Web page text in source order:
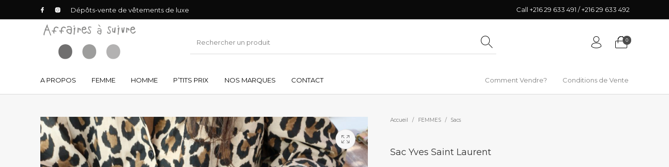
Dépôts-vente de vêtements de luxe Call +216 29 633 491 / +216 29 633 492
0
A PROPOS FEMME HOMME P’TITS PRIX NOS MARQUES CONTACT Comment Vendre? Conditions de Vente
Accueil / FEMMES / Sacs
Sac Yves Saint Laurent